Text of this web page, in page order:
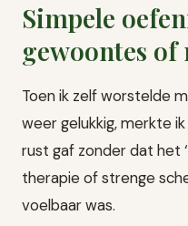
Simpele
gewoontes
Toen ik zelf worstelde
weer gelukkig, merkte
rust gaf zonder dat het
therapie of strenge
voelbaar was.